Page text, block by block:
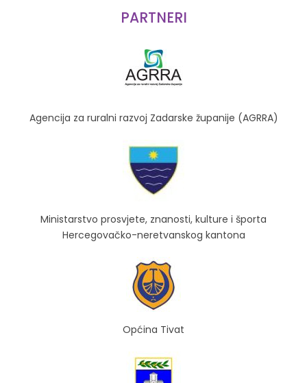
PARTNERI
Agencija za ruralni razvoj Zadarske županije (AGRRA)
Ministarstvo prosvjete, znanosti, kulture i športa
Hercegovačko-neretvanskog kantona
Općina Tivat